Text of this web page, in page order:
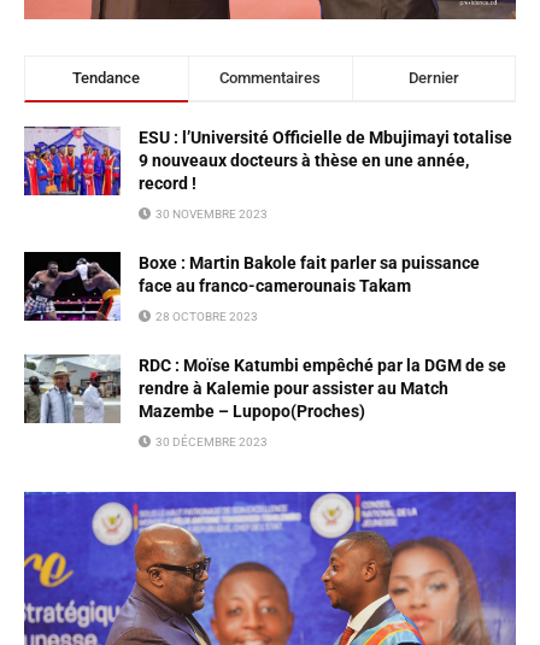
Tendance Commentaires Dernier
ESU : l’Université Officielle de Mbujimayi totalise
9 nouveaux docteurs à thèse en une année,
record !
30 NOVEMBRE 2023
Boxe : Martin Bakole fait parler sa puissance
face au franco-camerounais Takam
28 OCTOBRE 2023
RDC : Moïse Katumbi empêché par la DGM de se
rendre à Kalemie pour assister au Match
Mazembe – Lupopo(Proches)
30 DÉCEMBRE 2023